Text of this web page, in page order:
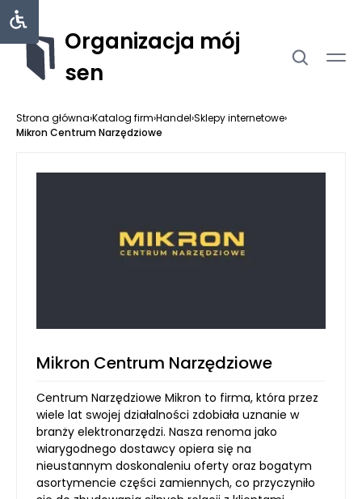
Organizacja mój
sen
Strona główna›Katalog firm›Handel›Sklepy internetowe›
Mikron Centrum Narzędziowe
Mikron Centrum Narzędziowe
Centrum Narzędziowe Mikron to firma, która przez
wiele lat swojej działalności zdobiała uznanie w
branży elektronarzędzi. Nasza renoma jako
wiarygodnego dostawcy opiera się na
nieustannym doskonaleniu oferty oraz bogatym
asortymencie części zamiennych, co przyczyniło